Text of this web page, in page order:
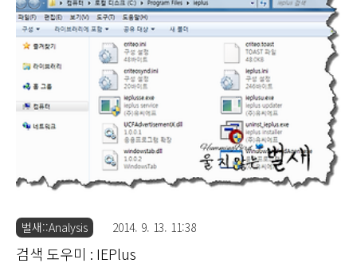
Search - GT (2013.4.24) 검색 도우미 : Revealing Top Search
App (2013.5.25) 검색 도우미 : Windows SRankingPopView
(2013.5.30) 검색 도우미 : Windows OpenSearch (2013.6.21) 검
색 도우미 : honorzone (2013.12.23) ..
벌새::Analysis 2014. 9. 13. 11:38
검색 도우미 : IEPlus